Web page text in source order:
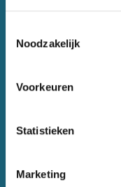
Noodzakelijk
Voorkeuren
Statistieken
Marketing
Wandelinspiratie